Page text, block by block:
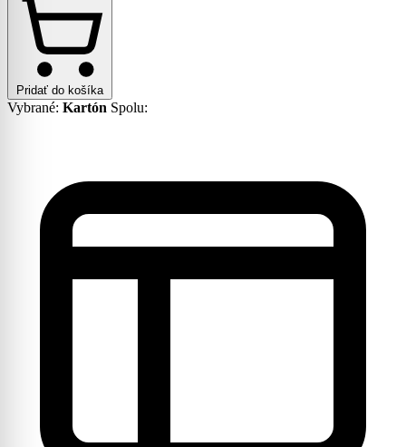
Pridať do košíka
Vybrané: Kartón Spolu: